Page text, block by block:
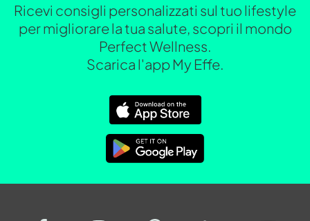
Ricevi consigli personalizzati sul tuo lifestyle
per migliorare la tua salute, scopri il mondo
Perfect Wellness.
Scarica l'app My Effe.